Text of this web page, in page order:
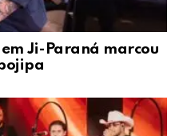
Ji-Paraná marcou